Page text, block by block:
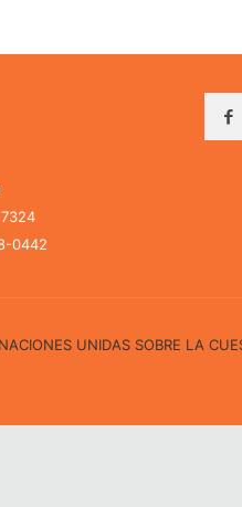
0442
UNIDAS SOBRE LA